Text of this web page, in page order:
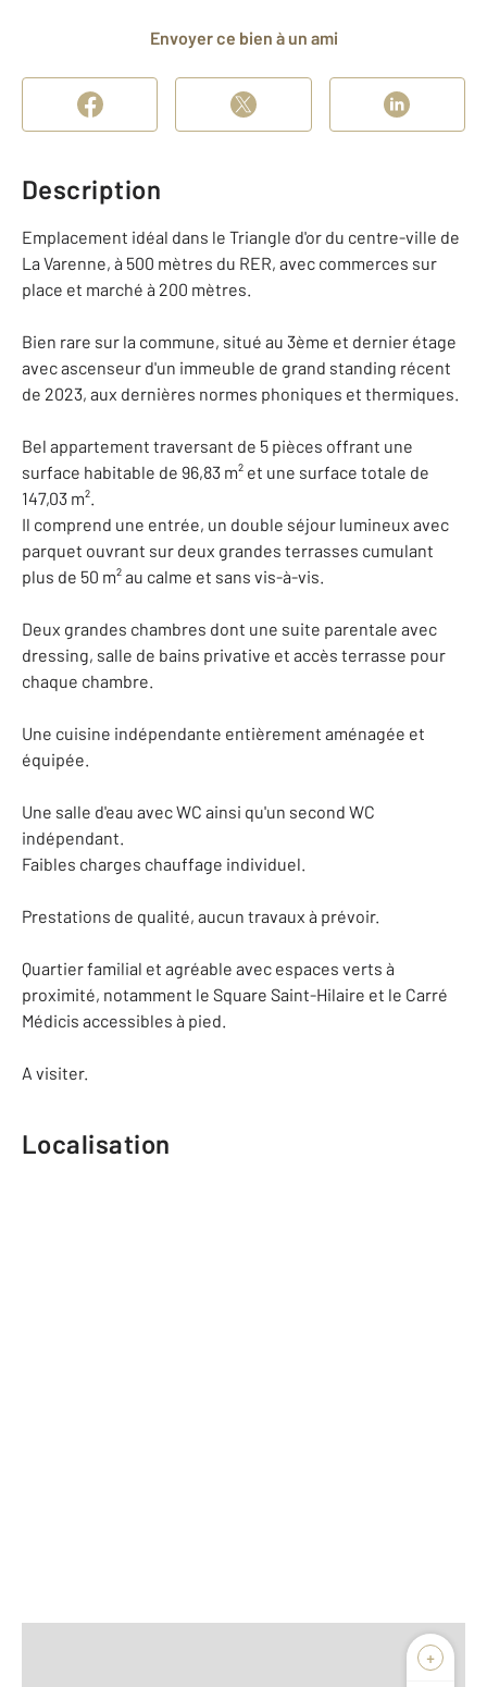
Envoyer ce bien à un ami
Description
Emplacement idéal dans le Triangle d'or du centre-ville de
La Varenne, à 500 mètres du RER, avec commerces sur
place et marché à 200 mètres.
Bien rare sur la commune, situé au 3ème et dernier étage
avec ascenseur d'un immeuble de grand standing récent
de 2023, aux dernières normes phoniques et thermiques.
Bel appartement traversant de 5 pièces offrant une
surface habitable de 96,83 m² et une surface totale de
147,03 m².
Il comprend une entrée, un double séjour lumineux avec
parquet ouvrant sur deux grandes terrasses cumulant
plus de 50 m² au calme et sans vis-à-vis.
Deux grandes chambres dont une suite parentale avec
dressing, salle de bains privative et accès terrasse pour
chaque chambre.
Une cuisine indépendante entièrement aménagée et
équipée.
Une salle d'eau avec WC ainsi qu'un second WC
indépendant.
Faibles charges chauffage individuel.
Prestations de qualité, aucun travaux à prévoir.
Quartier familial et agréable avec espaces verts à
proximité, notamment le Square Saint-Hilaire et le Carré
Médicis accessibles à pied.
A visiter.
Localisation
+